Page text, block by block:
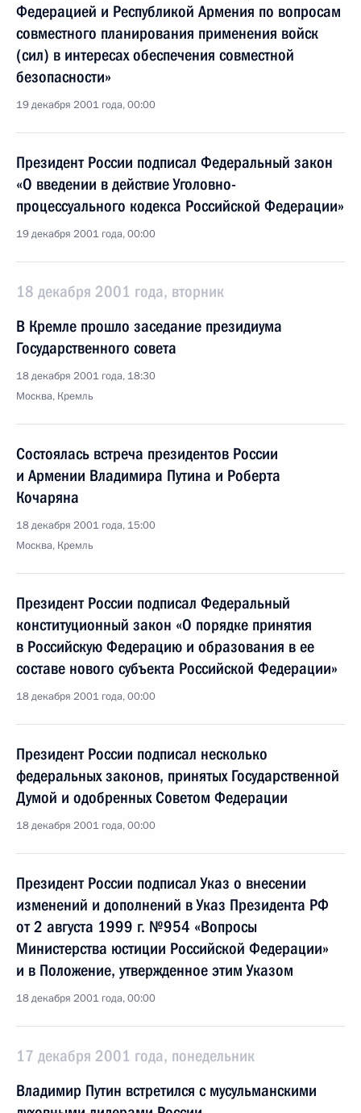
Федерацией и Республикой Армения по вопросам
совместного планирования применения войск
(сил) в интересах обеспечения совместной
безопасности»
19 декабря 2001 года, 00:00
Президент России подписал Федеральный закон
«О введении в действие Уголовно-
процессуального кодекса Российской Федерации»
19 декабря 2001 года, 00:00
18 декабря 2001 года, вторник
В Кремле прошло заседание президиума
Государственного совета
18 декабря 2001 года, 18:30
Москва, Кремль
Состоялась встреча президентов России
и Армении Владимира Путина и Роберта
Кочаряна
18 декабря 2001 года, 15:00
Москва, Кремль
Президент России подписал Федеральный
конституционный закон «О порядке принятия
в Российскую Федерацию и образования в ее
составе нового субъекта Российской Федерации»
18 декабря 2001 года, 00:00
Президент России подписал несколько
федеральных законов, принятых Государственной
Думой и одобренных Советом Федерации
18 декабря 2001 года, 00:00
Президент России подписал Указ о внесении
изменений и дополнений в Указ Президента РФ
от 2 августа 1999 г. №954 «Вопросы
Министерства юстиции Российской Федерации»
и в Положение, утвержденное этим Указом
18 декабря 2001 года, 00:00
17 декабря 2001 года, понедельник
Владимир Путин встретился с мусульманскими